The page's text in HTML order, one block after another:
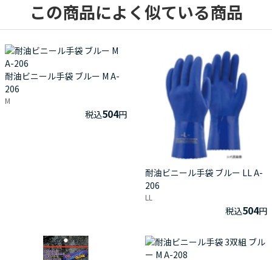
この商品によく似ている商品
耐油ビニール手袋 ブルー M A-
206
M
税込504円
耐油ビニール手袋 ブルー LL A-
206
LL
税込504円